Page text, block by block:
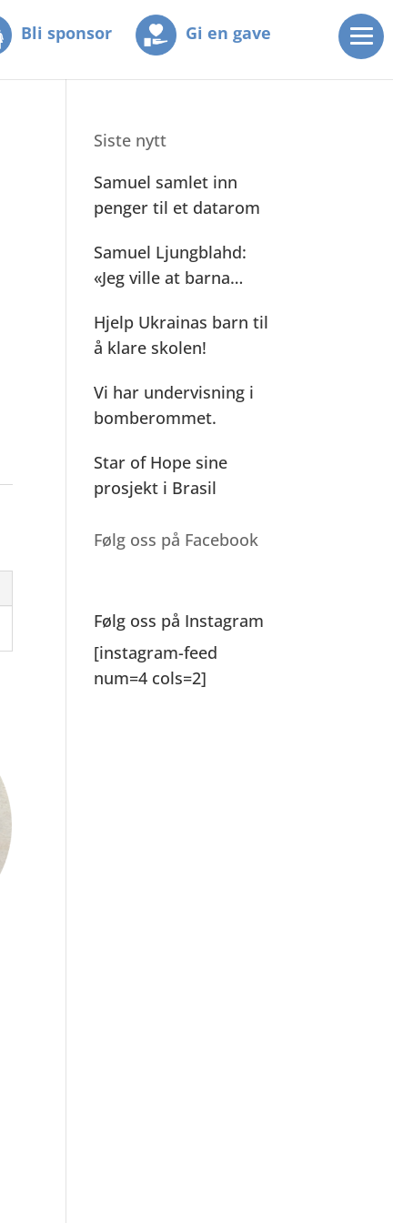
Bli sponsor Gi en gave
Siste nytt
Samuel samlet inn
penger til et datarom
Samuel Ljungblahd:
«Jeg ville at barna
Hjelp Ukrainas barn til
å klare skolen!
Vi har undervisning i
bomberommet.
Star of Hope sine
prosjekt i Brasil
Følg oss på Facebook
Følg oss på Instagram
[instagram-feed
num=4 cols=2]